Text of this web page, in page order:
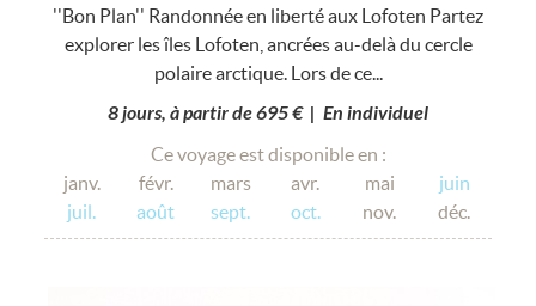
''Bon Plan'' Randonnée en liberté aux Lofoten Partez
explorer les îles Lofoten, ancrées au-delà du cercle
polaire arctique. Lors de ce...
8 jours, à partir de 695 € | En individuel
Ce voyage est disponible en :
janv.
févr. mars avr. mai
juin
juil.
août sept. oct. nov. déc.